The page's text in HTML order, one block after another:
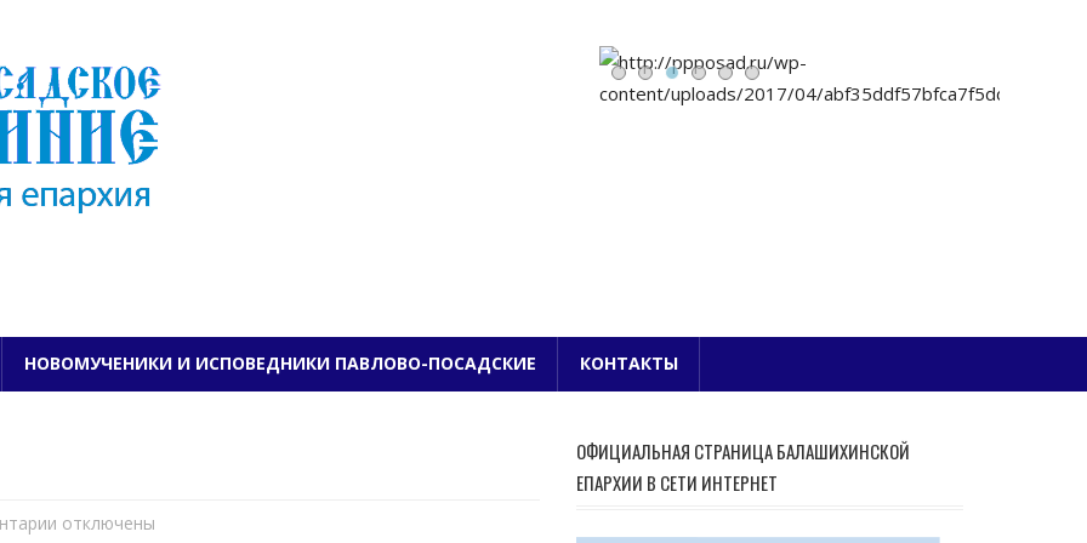
ПАВЛОВО-ПОСАДСКОЕ БЛАГОЧИНИЕ
НОВОМУЧЕНИКИ И ИСПОВЕДНИКИ ПАВЛОВО-ПОСАДСКИЕ КОНТАКТЫ
котключены
ОФИЦИАЛЬНАЯ СТРАНИЦА БАЛАШИХИНСКОЙ
ЕПАРХИИ В СЕТИ ИНТЕРНЕТ